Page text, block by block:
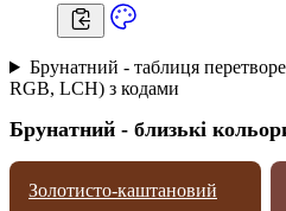
Брунатний - таблиця
RGB, LCH) з кодами
Брунатний - близькі
Золотисто-каштановий